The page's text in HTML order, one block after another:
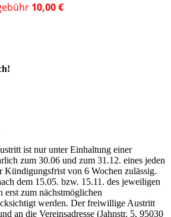
10,00 €
ist nur unter Einhaltung einer
zum 30.06 und zum 31.12. eines jeden
Kündigungsfrist von 6 Wochen zulässig.
dem 15.05. bzw. 15.11. des jeweiligen
erst zum nächstmöglichen
werden. Der freiwillige Austritt
an die Vereinsadresse (Jahnstr. 5, 95030